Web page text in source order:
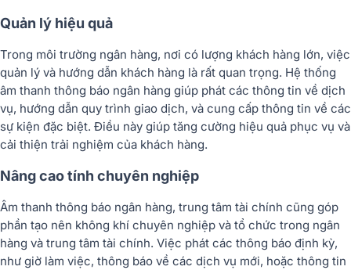
Quản lý hiệu quả
Trong môi trường ngân hàng, nơi có lượng khách hàng lớn, việc
quản lý và hướng dẫn khách hàng là rất quan trọng. Hệ thống
âm thanh thông báo ngân hàng giúp phát các thông tin về dịch
vụ, hướng dẫn quy trình giao dịch, và cung cấp thông tin về các
sự kiện đặc biệt. Điều này giúp tăng cường hiệu quả phục vụ và
cải thiện trải nghiệm của khách hàng.
Nâng cao tính chuyên nghiệp
Âm thanh thông báo ngân hàng, trung tâm tài chính cũng góp
phần tạo nên không khí chuyên nghiệp và tổ chức trong ngân
hàng và trung tâm tài chính. Việc phát các thông báo định kỳ,
như giờ làm việc, thông báo về các dịch vụ mới, hoặc thông tin